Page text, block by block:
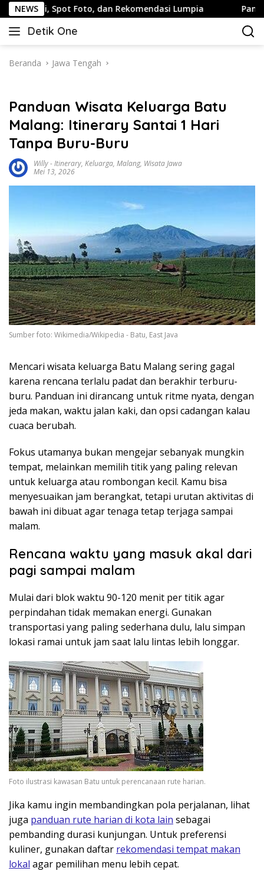
Langsung
ke
konten
NEWS
Foto, dan Rekomendasi Lumpia Panduan Wisata
Detik One
Tajam
Fakta
Beranda Jawa Tengah
Panduan Wisata Keluarga Batu
Malang: Itinerary Santai 1 Hari
Tanpa Buru-Buru
Willy-Itinerary, Keluarga, Malang, Wisata Jawa
Mei 13, 2026
Sumber foto: Wikimedia/Wikipedia - Batu, East Java
Mencari wisata keluarga Batu Malang sering gagal
karena rencana terlalu padat dan berakhir terburu-
buru. Panduan ini dirancang untuk ritme nyata, dengan
jeda makan, waktu jalan kaki, dan opsi cadangan kalau
cuaca berubah.
Fokus utamanya bukan mengejar sebanyak mungkin
tempat, melainkan memilih titik yang paling relevan
untuk keluarga atau rombongan kecil. Kamu bisa
menyesuaikan jam berangkat, tetapi urutan aktivitas di
bawah ini dibuat agar tenaga tetap terjaga sampai
malam.
Rencana waktu yang masuk akal dari
pagi sampai malam
Mulai dari blok waktu 90-120 menit per titik agar
perpindahan tidak memakan energi. Gunakan
transportasi yang paling sederhana dulu, lalu simpan
lokasi ramai untuk jam saat lalu lintas lebih longgar.
Foto ilustrasi kawasan Batu untuk perencanaan rute harian.
Jika kamu ingin membandingkan pola perjalanan, lihat
juga panduan rute harian di kota lain sebagai
pembanding durasi kunjungan. Untuk preferensi
kuliner, gunakan daftar rekomendasi tempat makan
lokal agar pemilihan menu lebih cepat.